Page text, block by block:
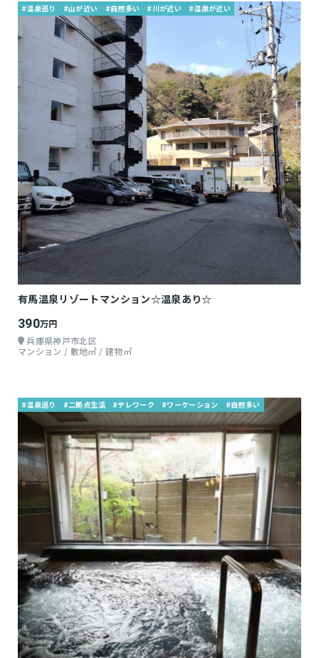
#温泉巡り #山が近い #自然多い #川が近い #温泉が近い
有馬温泉リゾートマンション☆温泉あり☆
390万円
兵庫県神戸市北区
マンション / 敷地㎡ / 建物㎡
#温泉巡り #二拠点生活 #テレワーク #ワーケーション #自然多い